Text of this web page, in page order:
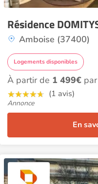
Résidence
Amboise (37400)
Logements disponibles
À partir de 1 499€
(1 avis)
Annonce
En